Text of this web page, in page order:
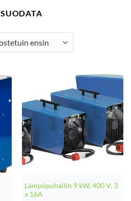
SUODATA
Lämpöpuhallin 9 kW, 400 V, 3
x 16A